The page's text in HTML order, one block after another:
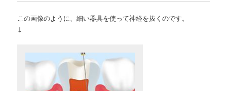
この画像のように、細い器具を使って神経を抜くのです。
↓